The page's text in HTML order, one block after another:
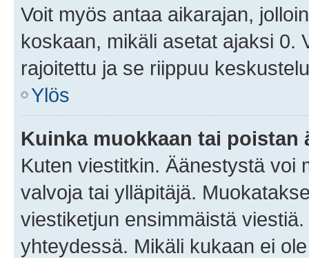
Voit myös antaa aikarajan,
koskaan, mikäli asetat ajaksi 0.
rajoitettu ja se riippuu
Ylös
Kuinka muokkaan tai poistan
Kuten viestitkin. Äänestystä voi
valvoja tai ylläpitäjä.
viestiketjun ensimmäistä
yhteydessä. Mikäli kukaan ei